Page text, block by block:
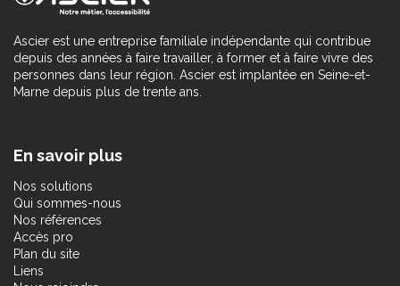
Ascier est une entreprise familiale indépendante qui contribue
depuis des années à faire travailler, à former et à faire vivre des
personnes dans leur région. Ascier est implantée en Seine-et-
Marne depuis plus de trente ans.
En savoir plus
Nos solutions
Qui sommes-nous
Nos références
Accès pro
Plan du site
Liens